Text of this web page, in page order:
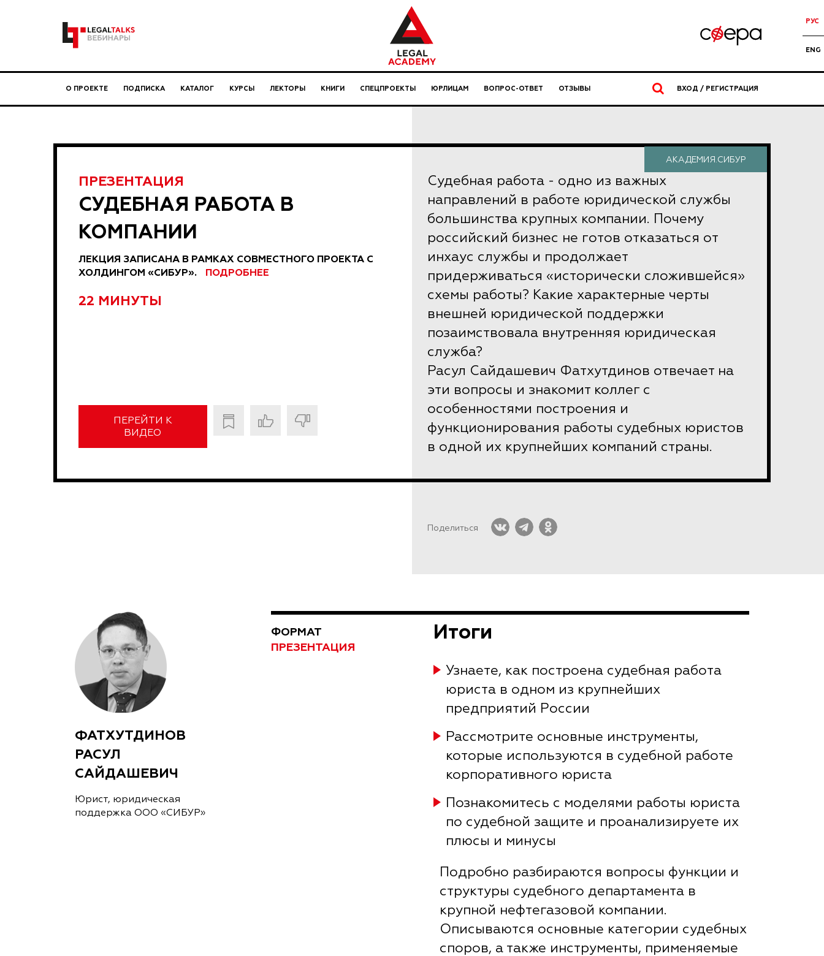
РУС
ENG
О ПРОЕКТЕ ПОДПИСКА КАТАЛОГ КУРСЫ ЛЕКТОРЫ КНИГИ СПЕЦПРОЕКТЫ ЮРЛИЦАМ ВОПРОС-ОТВЕТ ОТЗЫВЫ ВХОД / РЕГИСТРАЦИЯ
АКАДЕМИЯ.СИБУР
ПРЕЗЕНТАЦИЯ
СУДЕБНАЯ РАБОТА В
КОМПАНИИ
ЛЕКЦИЯ ЗАПИСАНА В РАМКАХ СОВМЕСТНОГО ПРОЕКТА С
ХОЛДИНГОМ «СИБУР».
ПОДРОБНЕЕ
22 МИНУТЫ
ПЕРЕЙТИ К
ВИДЕО
Судебная работа - одно из важных
направлений в работе юридической службы
большинства крупных компании. Почему
российский бизнес не готов отказаться от
инхаус службы и продолжает
придерживаться «исторически сложившейся»
схемы работы? Какие характерные черты
внешней юридической поддержки
позаимствовала внутренняя юридическая
служба?
Расул Сайдашевич Фатхутдинов отвечает на
эти вопросы и знакомит коллег с
особенностями построения и
функционирования работы судебных юристов
в одной их крупнейших компаний страны.
Поделиться
ФАТХУТДИНОВ
РАСУЛ
САЙДАШЕВИЧ
Юрист, юридическая
поддержка OOO «СИБУР»
ФОРМАТ
ПРЕЗЕНТАЦИЯ
Итоги
Узнаете, как построена судебная работа
юриста в одном из крупнейших
предприятий России
Рассмотрите основные инструменты,
которые используются в судебной работе
корпоративного юриста
Познакомитесь с моделями работы юриста
по судебной защите и проанализируете их
плюсы и минусы
Подробно разбираются вопросы функции и
структуры судебного департамента в
крупной нефтегазовой компании.
Описываются основные категории судебных
споров, а также инструменты, применяемые